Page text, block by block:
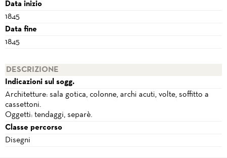
Data inizio
1845
Data fine
1845
DESCRIZIONE
Indicazioni sul sogg.
Architetture: sala gotica, colonne, archi acuti, volte, soffitto a
cassettoni.
Oggetti: tendaggi, separè.
Classe percorso
Disegni